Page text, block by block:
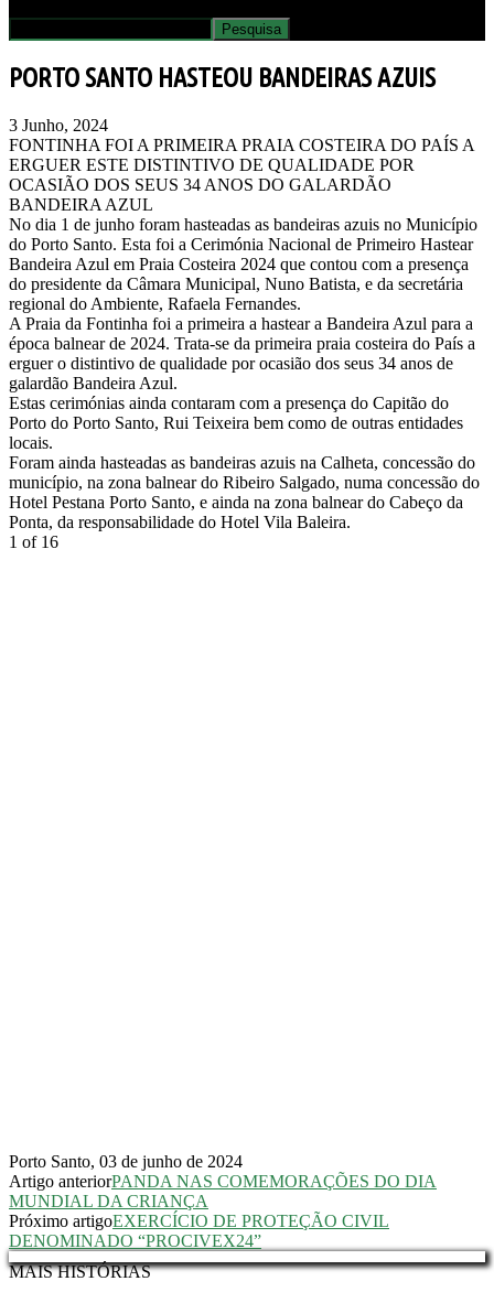
PORTO SANTO HASTEOU BANDEIRAS AZUIS
3 Junho, 2024
FONTINHA FOI A PRIMEIRA PRAIA COSTEIRA DO PAÍS A
ERGUER ESTE DISTINTIVO DE QUALIDADE POR
OCASIÃO DOS SEUS 34 ANOS DO GALARDÃO
BANDEIRA AZUL
No dia 1 de junho foram hasteadas as bandeiras azuis no Município
do Porto Santo. Esta foi a Cerimónia Nacional de Primeiro Hastear
Bandeira Azul em Praia Costeira 2024 que contou com a presença
do presidente da Câmara Municipal, Nuno Batista, e da secretária
regional do Ambiente, Rafaela Fernandes.
A Praia da Fontinha foi a primeira a hastear a Bandeira Azul para a
época balnear de 2024. Trata-se da primeira praia costeira do País a
erguer o distintivo de qualidade por ocasião dos seus 34 anos de
galardão Bandeira Azul.
Estas cerimónias ainda contaram com a presença do Capitão do
Porto do Porto Santo, Rui Teixeira bem como de outras entidades
locais.
Foram ainda hasteadas as bandeiras azuis na Calheta, concessão do
município, na zona balnear do Ribeiro Salgado, numa concessão do
Hotel Pestana Porto Santo, e ainda na zona balnear do Cabeço da
Ponta, da responsabilidade do Hotel Vila Baleira.
1 of 16
Porto Santo, 03 de junho de 2024
Artigo anteriorPANDA NAS COMEMORAÇÕES DO DIA
MUNDIAL DA CRIANÇA
Próximo artigoEXERCÍCIO DE PROTEÇÃO CIVIL
DENOMINADO “PROCIVEX24”
MAIS HISTÓRIAS